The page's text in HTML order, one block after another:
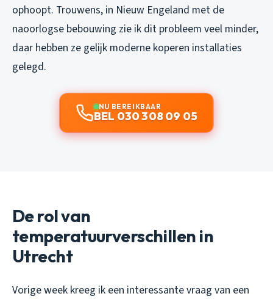
ophoopt. Trouwens, in Nieuw Engeland met de
naoorlogse bebouwing zie ik dit probleem veel minder,
daar hebben ze gelijk moderne koperen installaties
gelegd.
NU BEREIKBAAR
BEL 030 308 09 05
De rol van
temperatuurverschillen in
Utrecht
Vorige week kreeg ik een interessante vraag van een